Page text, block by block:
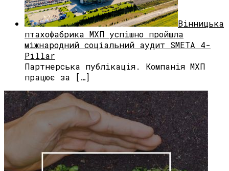
Вінницька
птахофабрика МХП успішно пройшла
міжнародний соціальний аудит SMETA 4-
Pillar
Партнерська публікація. Компанія МХП
працює за […]